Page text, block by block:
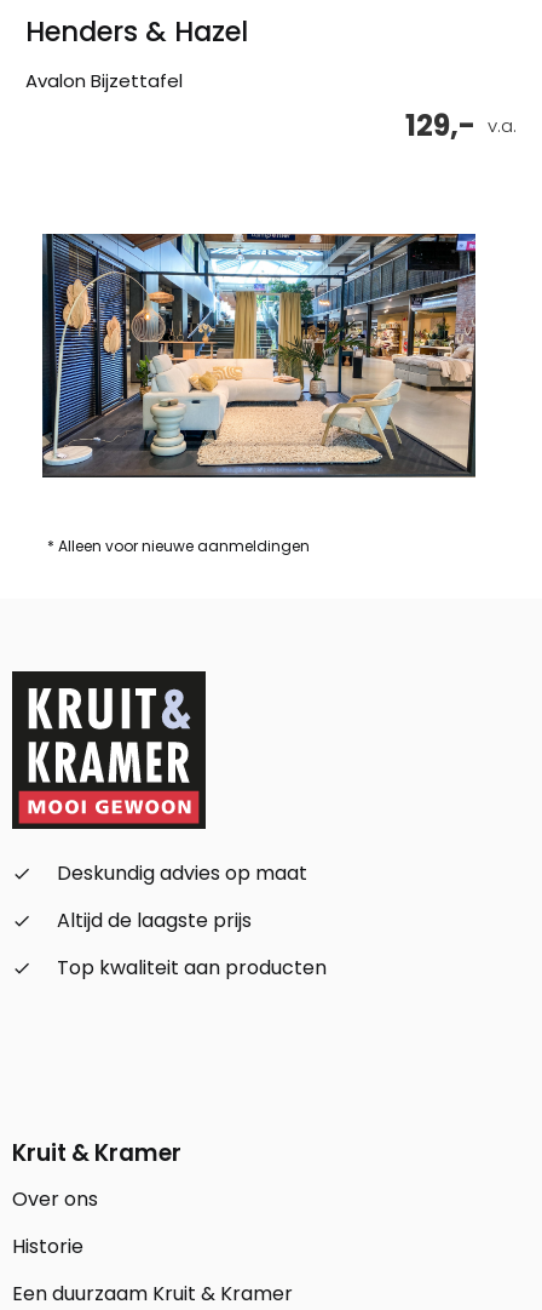
Henders & Hazel
Avalon Bijzettafel
v.a.
129,-
* Alleen voor nieuwe aanmeldingen
check_small
Deskundig advies op maat
check_small
Altijd de laagste prijs
check_small
Top kwaliteit aan producten
Kruit & Kramer
Over ons
Historie
Een duurzaam Kruit & Kramer